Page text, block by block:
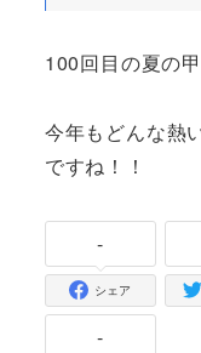
100回目の夏の
今年もどんな熱
ですね！！
-
シェア
-